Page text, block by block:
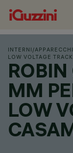
INTERNI /
LOW VOLTAGE
MM
LOW